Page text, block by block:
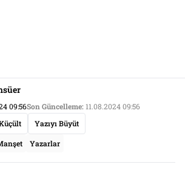
09:56Son Güncelleme:11.08.2024 09:56
Yazıyı Büyüt
Yazarlar